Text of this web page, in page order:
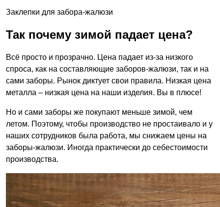
Заклепки для забора-жалюзи
Так почему зимой падает цена?
Всё просто и прозрачно. Цена падает из-за низкого
спроса, как на составляющие заборов-жалюзи, так и на
сами заборы. Рынок диктует свои правила. Низкая цена
металла – низкая цена на наши изделия. Вы в плюсе!
Но и сами заборы же покупают меньше зимой, чем
летом. Поэтому, чтобы производство не простаивало и у
наших сотрудников была работа, мы снижаем цены на
заборы-жалюзи. Иногда практически до себестоимости
производства.